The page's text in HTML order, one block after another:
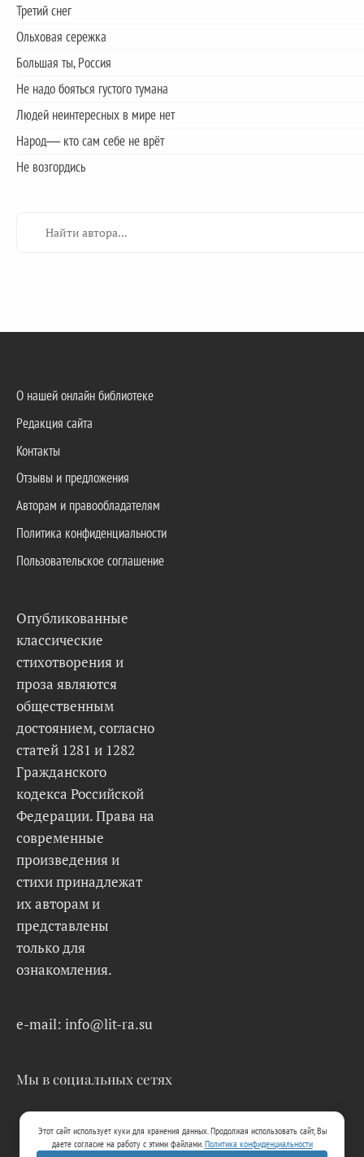
Третий снег
Ольховая сережка
Большая ты, Россия
Не надо бояться густого тумана
Людей неинтересных в мире нет
Народ— кто сам себе не врёт
Не возгордись
О нашей онлайн библиотеке
Редакция сайта
Контакты
Отзывы и предложения
Авторам и правообладателям
Политика конфиденциальности
Пользовательское соглашение
Опубликованные
классические
стихотворения и
проза являются
общественным
достоянием, согласно
статей 1281 и 1282
Гражданского
кодекса Российской
Федерации. Права на
современные
произведения и
стихи принадлежат
их авторам и
представлены
только для
ознакомления.
e-mail: info@lit-ra.su
Мы в социальных сетях
Этот сайт использует куки для хранения данных. Продолжая использовать сайт, Вы
даете согласие на работу с этими файлами.Политика конфиденциальности